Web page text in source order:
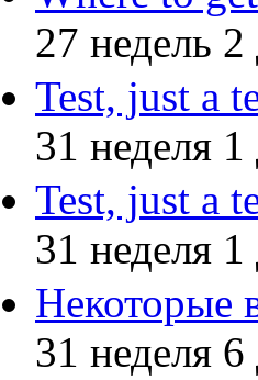
27 недель 2
Test, just a
31 неделя 1
Test, just a
31 неделя 1
Некоторые
31 неделя 6